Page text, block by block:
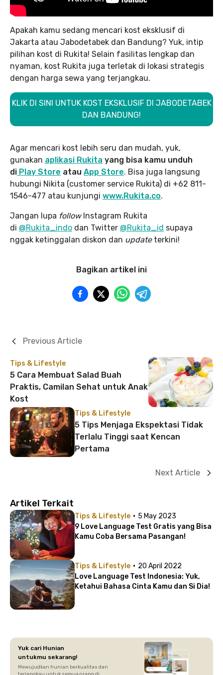
Apakah kamu sedang mencari kost eksklusif di
Jakarta atau Jabodetabek dan Bandung? Yuk, intip
pilihan kost di Rukita! Selain fasilitas lengkap dan
nyaman, kost Rukita juga terletak di lokasi strategis
dengan harga sewa yang terjangkau.
KLIK DI SINI UNTUK KOST EKSKLUSIF DI JABODETABEK
DAN BANDUNG!
Agar mencari kost lebih seru dan mudah, yuk,
gunakan aplikasi Rukita yang bisa kamu unduh
di Play Store atau App Store. Bisa juga langsung
hubungi Nikita (customer service Rukita) di +62 811-
1546-477 atau kunjungi www.Rukita.co.
Jangan lupa followInstagram Rukita
di @Rukita_indo dan Twitter @Rukita_id supaya
nggak ketinggalan diskon dan update terkini!
Bagikan artikel ini
Tips & Lifestyle
5 Cara Membuat Salad Buah
Praktis, Camilan Sehat untuk Anak
Kost
Previous Article
Tips & Lifestyle
5 Tips Menjaga Ekspektasi Tidak
Terlalu Tinggi saat Kencan
Pertama
Next Article
Artikel Terkait
Tips & Lifestyle · 5 May 2023
9 Love Language Test Gratis yang Bisa
Kamu Coba Bersama Pasangan!
Tips & Lifestyle · 20 April 2022
Love Language Test Indonesia: Yuk,
Ketahui Bahasa Cinta Kamu dan Si Dia!
Yuk cari Hunian
untukmu sekarang!
Mewujudkan hunian berkualitas dan